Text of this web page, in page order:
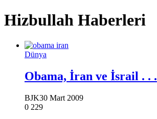
Hizbullah Haberleri
Dünya
Obama, İran ve İsrail . . .
BJK30 Mart 2009
0 229